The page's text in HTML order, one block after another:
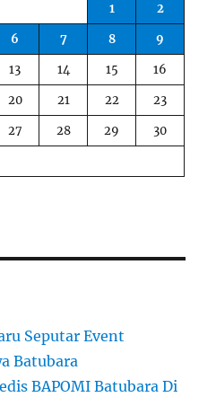
1
2
6 7 8
9
13 14 15
16
20 21 22
23
27 28 29
30
Seputar Event
Batubara
BAPOMI Batubara Di